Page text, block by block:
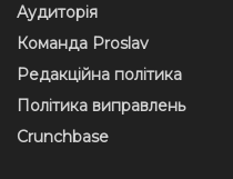
Аудиторія
Команда Proslav
Редакційна політика
Політика виправлень
Crunchbase